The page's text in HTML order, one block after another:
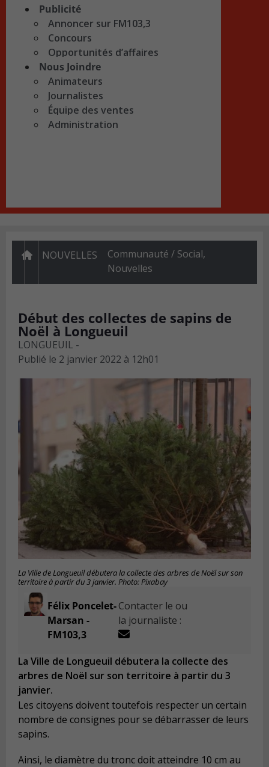
Publicité
Annoncer sur FM103,3
Concours
Opportunités d’affaires
Nous Joindre
Animateurs
Journalistes
Équipe des ventes
Administration
NOUVELLES Communauté / Social,
Nouvelles
Début des collectes de sapins de
Noël à Longueuil
LONGUEUIL -
Publié le 2 janvier 2022 à 12h01
La Ville de Longueuil débutera la collecte des arbres de Noël sur son
territoire à partir du 3 janvier. Photo: Pixabay
Félix Poncelet-
Marsan -
FM103,3
Contacter le ou
la journaliste :
La Ville de Longueuil débutera la collecte des
arbres de Noël sur son territoire à partir du 3
janvier.
Les citoyens doivent toutefois respecter un certain
nombre de consignes pour se débarrasser de leurs
sapins.
Ainsi, le diamètre du tronc doit atteindre 10 cm au